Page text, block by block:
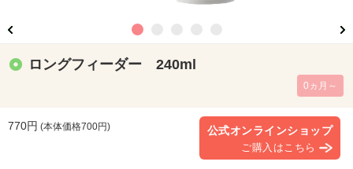
ロングフィーダー 240ml
0ヵ月～
770円 (本体価格700円) 公式オンラインショップ
ご購入はこちら